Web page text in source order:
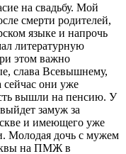
на свадьбу. Мой
смерти родителей,
языке и напрочь
литературную
этом важно
слава Всевышнему,
они уже
вышли на пенсию. У
замуж за
и имеющего уже
Молодая дочь с мужем
на ПМЖ в